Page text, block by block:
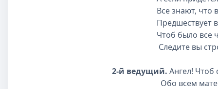
Все знают, что всем
Предшествует
Чтоб было все
Следите вы строго
2-й ведущий. Ангел! Чтоб
Обо всем